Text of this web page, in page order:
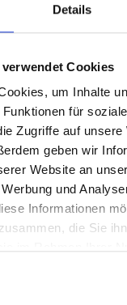
Details
Cookies
um Inhalte
für
Zugriffe auf unsere
geben wir
Website an
und
Informationen
die Sie